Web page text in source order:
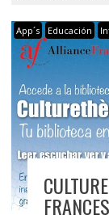
App´s Educación